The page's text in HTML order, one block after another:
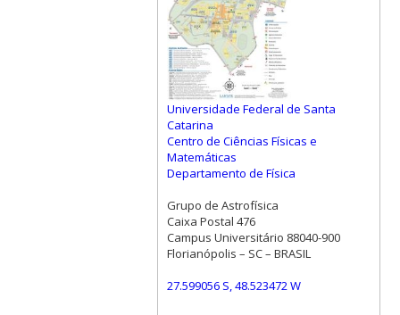
Universidade Federal de Santa
Catarina
Centro de Ciências Físicas e
Matemáticas
Departamento de Física
Grupo de Astrofísica
Caixa Postal 476
Campus Universitário 88040-900
Florianópolis – SC – BRASIL
27.599056 S, 48.523472 W